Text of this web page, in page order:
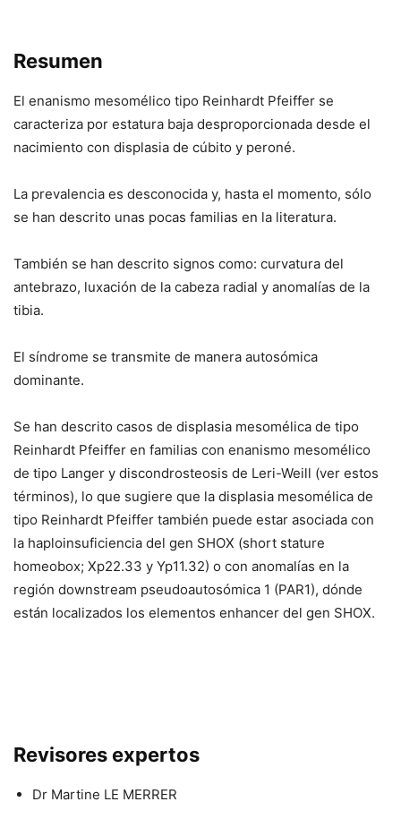
Resumen
El enanismo mesomélico tipo Reinhardt Pfeiffer se
caracteriza por estatura baja desproporcionada desde el
nacimiento con displasia de cúbito y peroné.
La prevalencia es desconocida y, hasta el momento, sólo
se han descrito unas pocas familias en la literatura.
También se han descrito signos como: curvatura del
antebrazo, luxación de la cabeza radial y anomalías de la
tibia.
El síndrome se transmite de manera autosómica
dominante.
Se han descrito casos de displasia mesomélica de tipo
Reinhardt Pfeiffer en familias con enanismo mesomélico
de tipo Langer y discondrosteosis de Leri-Weill (ver estos
términos), lo que sugiere que la displasia mesomélica de
tipo Reinhardt Pfeiffer también puede estar asociada con
la haploinsuficiencia del gen SHOX (short stature
homeobox; Xp22.33 y Yp11.32) o con anomalías en la
región downstream pseudoautosómica 1 (PAR1), dónde
están localizados los elementos enhancer del gen SHOX.
Revisores expertos
Dr Martine LE MERRER